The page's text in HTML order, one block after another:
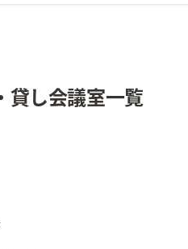
貸し会議室一覧